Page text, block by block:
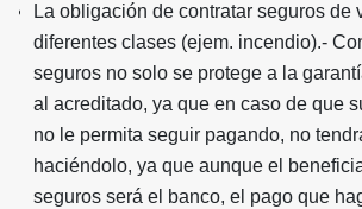
La obligación de contratar seguros de
diferentes clases (ejem. incendio).-
seguros no solo se protege a la
al acreditado, ya que en caso de que
no le permita seguir pagando, no
haciéndolo, ya que aunque el
seguros será el banco, el pago que